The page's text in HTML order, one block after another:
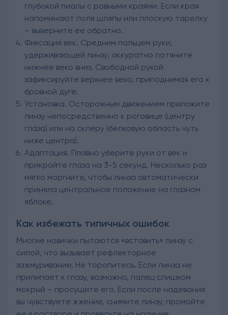
глубокой пиалы с ровными краями. Если края
напоминают поля шляпы или плоскую тарелку
– выверните ее обратно.
Фиксация век. Средним пальцем руки,
удерживающей линзу, аккуратно потяните
нижнее веко вниз. Свободной рукой
зафиксируйте верхнее веко, приподнимая его к
бровной дуге.
Установка. Осторожным движением приложите
линзу непосредственно к роговице (центру
глаза) или на склеру (белковую область чуть
ниже центра).
Адаптация. Плавно уберите руки от век и
прикройте глаза на 3-5 секунд. Несколько раз
мягко моргните, чтобы линза автоматически
приняла центральное положение на глазном
яблоке.
Как избежать типичных ошибок
Многие новички пытаются «вставить» линзу с
силой, что вызывает рефлекторное
зажмуривание. Не торопитесь. Если линза не
прилипает к глазу, возможно, палец слишком
мокрый – просушите его. Если после надевания
вы чувствуете жжение, снимите линзу, промойте